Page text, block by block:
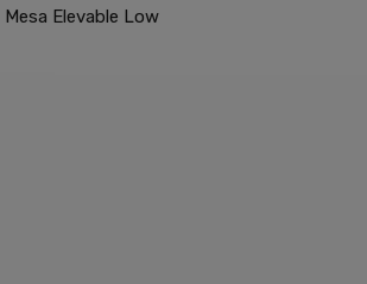
Mesa Elevable Low